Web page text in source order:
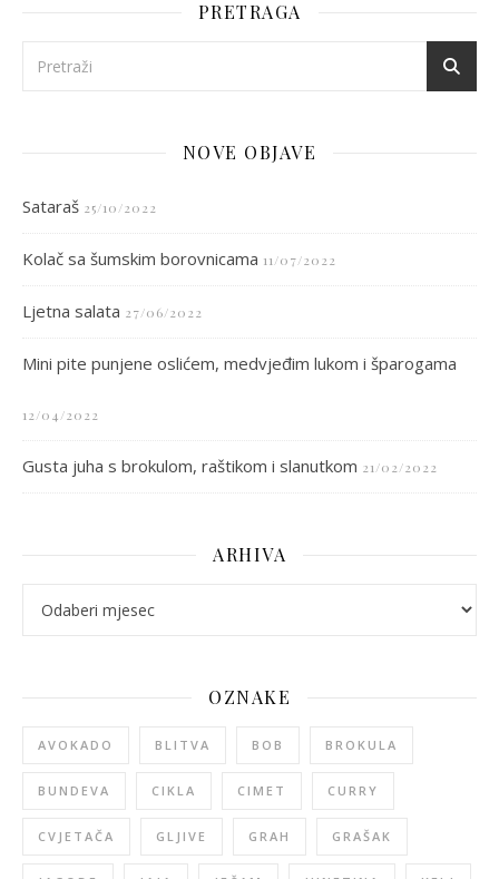
PRETRAGA
NOVE OBJAVE
Sataraš 25/10/2022
Kolač sa šumskim borovnicama 11/07/2022
Ljetna salata 27/06/2022
Mini pite punjene oslićem, medvjeđim lukom i šparogama
12/04/2022
Gusta juha s brokulom, raštikom i slanutkom 21/02/2022
ARHIVA
OZNAKE
AVOKADO BLITVA BOB BROKULA
BUNDEVA CIKLA CIMET CURRY
CVJETAČA GLJIVE GRAH GRAŠAK